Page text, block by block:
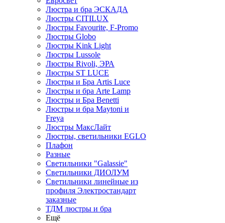
Люстра и бра ЭСКАДА
Люстры CITILUX
Люстры Favourite, F-Promo
Люстры Globo
Люстры Kink Light
Люстры Lussole
Люстры Rivoli, ЭРА
Люстры ST LUCE
Люстры и Бра Artis Luce
Люстры и бра Arte Lamp
Люстры и Бра Benetti
Люстры и бра Maytoni и
Freya
Люстры МаксЛайт
Люстры, светильники EGLO
Плафон
Разные
Светильники "Galassie"
Светильники ДИОЛУМ
Светильники линейные из
профиля Электростандарт
заказные
ТДМ люстры и бра
Ещё